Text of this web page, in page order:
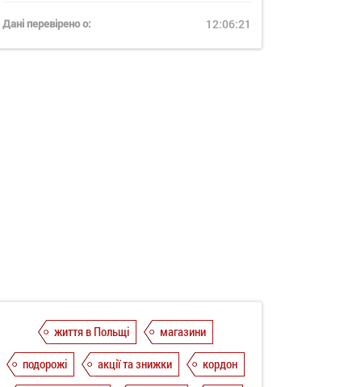
Дані перевірено о: 12:06:21
життя в Польщі
магазини
подорожі
акції та знижки
кордон